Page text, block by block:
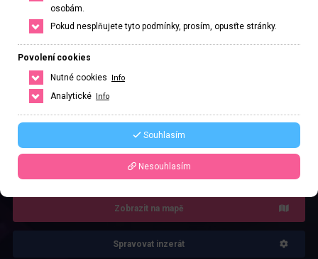
let 170
Pardubice, Pardubický kraj, Česká republika
Řekněte že voláte z webu www.privatzone.com
4.0 Recenze: 1
Zobrazit na mapě
Spravovat inzerát
osobám.
Pokud nesplňujete tyto podmínky, prosím, opusťte stránky.
Povolení cookies
Nutné cookies
Info
Analytické Info
Souhlasím
Nesouhlasím